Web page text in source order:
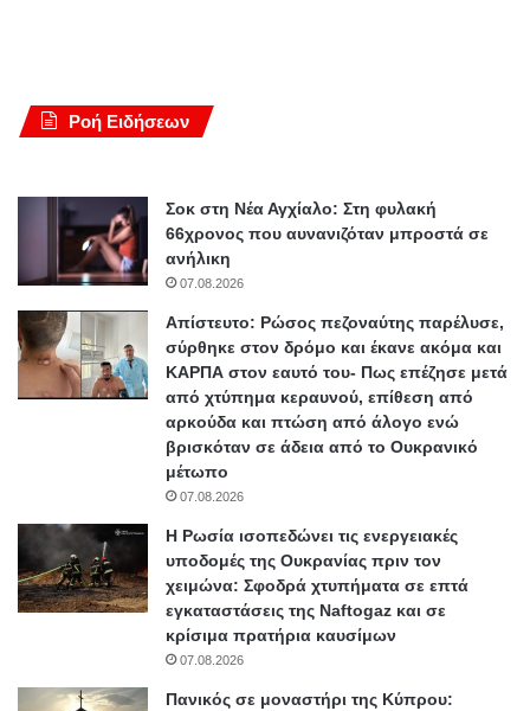
Ροή Ειδήσεων
Σοκ στη Νέα Αγχίαλο: Στη φυλακή
66χρονος που αυνανιζόταν μπροστά σε
ανήλικη
07.08.2026
Απίστευτο: Ρώσος πεζοναύτης παρέλυσε,
σύρθηκε στον δρόμο και έκανε ακόμα και
ΚΑΡΠΑ στον εαυτό του- Πως επέζησε μετά
από χτύπημα κεραυνού, επίθεση από
αρκούδα και πτώση από άλογο ενώ
βρισκόταν σε άδεια από το Ουκρανικό
μέτωπο
07.08.2026
Η Ρωσία ισοπεδώνει τις ενεργειακές
υποδομές της Ουκρανίας πριν τον
χειμώνα: Σφοδρά χτυπήματα σε επτά
εγκαταστάσεις της Naftogaz και σε
κρίσιμα πρατήρια καυσίμων
07.08.2026
Πανικός σε μοναστήρι της Κύπρου: